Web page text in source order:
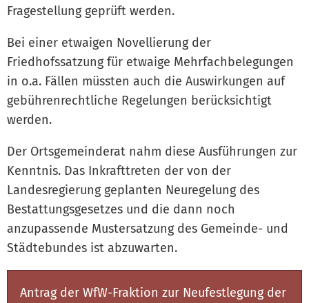
Fragestellung geprüft werden.
Bei einer etwaigen Novellierung der
Friedhofssatzung für etwaige Mehrfachbelegungen
in o.a. Fällen müssten auch die Auswirkungen auf
gebührenrechtliche Regelungen berücksichtigt
werden.
Der Ortsgemeinderat nahm diese Ausführungen zur
Kenntnis. Das Inkrafttreten der von der
Landesregierung geplanten Neuregelung des
Bestattungsgesetzes und die dann noch
anzupassende Mustersatzung des Gemeinde- und
Städtebundes ist abzuwarten.
Antrag der WfW-Fraktion zur Neufestlegung der